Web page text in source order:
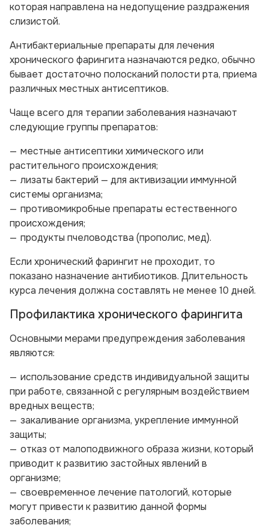
которая направлена на недопущение раздражения
слизистой.
Антибактериальные препараты для лечения
хронического фарингита назначаются редко, обычно
бывает достаточно полосканий полости рта, приема
различных местных антисептиков.
Чаще всего для терапии заболевания назначают
следующие группы препаратов:
местные антисептики химического или
растительного происхождения;
лизаты бактерий — для активизации иммунной
системы организма;
противомикробные препараты естественного
происхождения;
продукты пчеловодства (прополис, мед).
Если хронический фарингит не проходит, то
показано назначение антибиотиков. Длительность
курса лечения должна составлять не менее 10 дней.
Профилактика хронического фарингита
Основными мерами предупреждения заболевания
являются:
использование средств индивидуальной защиты
при работе, связанной с регулярным воздействием
вредных веществ;
закаливание организма, укрепление иммунной
защиты;
отказ от малоподвижного образа жизни, который
приводит к развитию застойных явлений в
организме;
своевременное лечение патологий, которые
могут привести к развитию данной формы
заболевания;